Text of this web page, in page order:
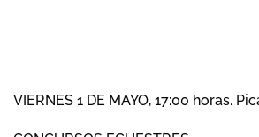
VIERNES 1 DE MAYO, 17:00 horas.